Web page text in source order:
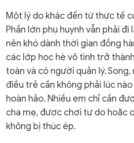
Một lý do khác đến từ thực tế
Phần lớn phụ huynh vẫn phải đi
nên khó dành thời gian đồng
các lớp học hè vô tình trở
toàn và có người quản lý. Song,
điều trẻ cần không phải lúc
hoàn hảo. Nhiều em chỉ cần
cha mẹ, được chơi tự do hoặc
không bị thúc ép.